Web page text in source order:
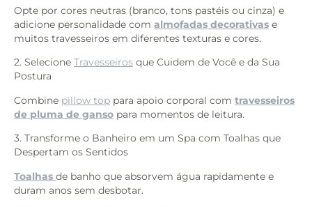
Opte por cores neutras (branco, tons pastéis ou cinza) e
adicione personalidade com almofadas decorativas e
muitos travesseiros em diferentes texturas e cores.
2. Selecione Travesseiros que Cuidem de Você e da Sua
Postura
Combine pillow top para apoio corporal com travesseiros
de pluma de ganso para momentos de leitura.
3. Transforme o Banheiro em um Spa com Toalhas que
Despertam os Sentidos
Toalhas de banho que absorvem água rapidamente e
duram anos sem desbotar.